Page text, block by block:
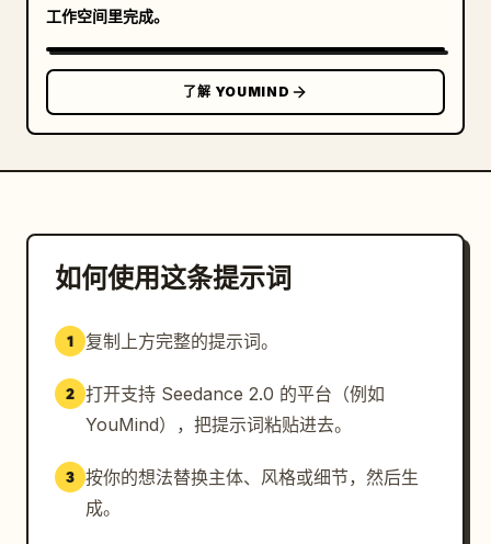
一道圆形冲击波在她周围扩散。奇异的蓝色发光符文线条出
现并环绕着她的身体。
⸻
淌。
蓝色薄雾和细密的电弧向外涌动。
她的外套从内部撕裂，边缘燃烧成灰烬。
有机装甲碎片向外爆裂，随后不自然地收缩并重新附着。
上裂开一道小口，露出下方跳动的橙色光芒。
工作空间里完成。
了解 YOUMIND
如何使用这条提示词
1 复制上方完整的提示词。
2 打开支持 Seedance 2.0 的平台（例如
YouMind），把提示词粘贴进去。
3 按你的想法替换主体、风格或细节，然后生
成。